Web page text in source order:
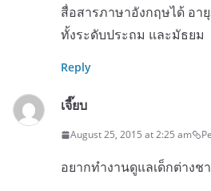
สื่อสารภาษาอังกฤษได้ อา
ทั้งระดับประถม และมัธยม
Reply
เจี๊ยบ
August 25, 2015 at 2:25 am
อยากทำงานดูแลเด็กต่างช